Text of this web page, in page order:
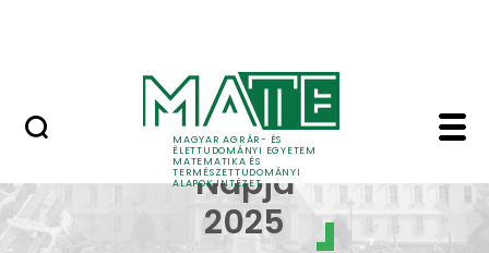
MAGYAR AGRÁR- ÉS
ÉLETTUDOMÁNYI EGYETEM
MATEMATIKA ÉS
TERMÉSZETTUDOMÁNYI
ALAPOK INTÉZET
Nap Napja 2025 -
Nap
Napja
2025